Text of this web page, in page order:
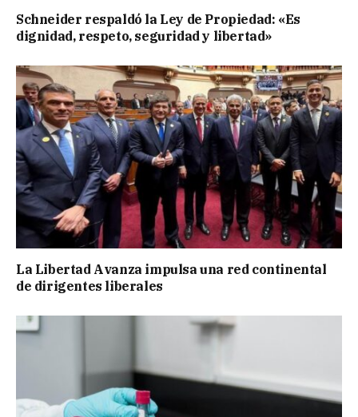
Schneider respaldó la Ley de Propiedad: «Es
dignidad, respeto, seguridad y libertad»
La Libertad Avanza impulsa una red continental
de dirigentes liberales